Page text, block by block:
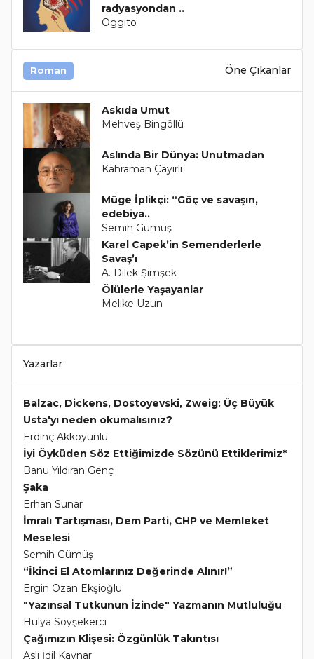
radyasyondan ..
Oggito
Roman Öne Çıkanlar
Askıda Umut
Mehveş Bingöllü
Aslında Bir Dünya: Unutmadan
Kahraman Çayırlı
Müge İplikçi: “Göç ve savaşın,
edebiya..
Semih Gümüş
Karel Capek’in Semenderlerle
Savaş’ı
A. Dilek Şimşek
Ölülerle Yaşayanlar
Melike Uzun
Yazarlar
Balzac, Dickens, Dostoyevski, Zweig: Üç Büyük
Usta'yı neden okumalısınız?
Erdinç Akkoyunlu
İyi Öyküden Söz Ettiğimizde Sözünü Ettiklerimiz*
Banu Yıldıran Genç
Şaka
Erhan Sunar
İmralı Tartışması, Dem Parti, CHP ve Memleket
Meselesi
Semih Gümüş
“İkinci El Atomlarınız Değerinde Alınır!”
Ergin Ozan Ekşioğlu
"Yazınsal Tutkunun İzinde" Yazmanın Mutluluğu
Hülya Soyşekerci
Çağımızın Klişesi: Özgünlük Takıntısı
Aslı İdil Kaynar